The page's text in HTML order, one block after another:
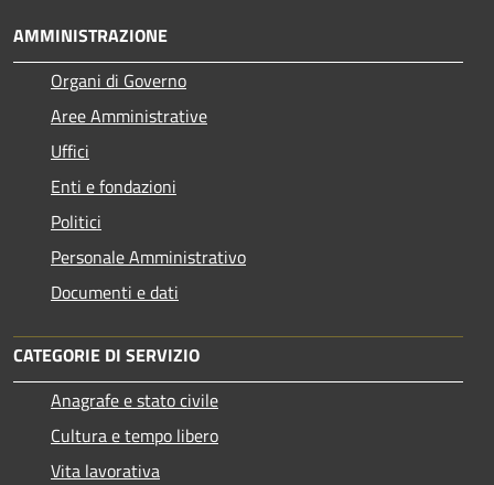
AMMINISTRAZIONE
Organi di Governo
Aree Amministrative
Uffici
Enti e fondazioni
Politici
Personale Amministrativo
Documenti e dati
CATEGORIE DI SERVIZIO
Anagrafe e stato civile
Cultura e tempo libero
Vita lavorativa